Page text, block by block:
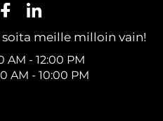
meille milloin vain!
AM - 12:00 PM
AM - 10:00 PM